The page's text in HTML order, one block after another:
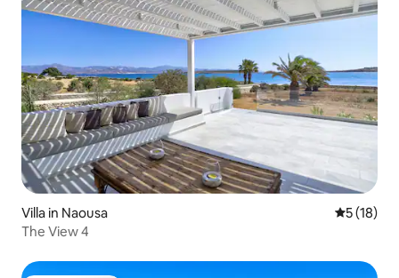
Villa in Naousa
5 (18)
The View 4